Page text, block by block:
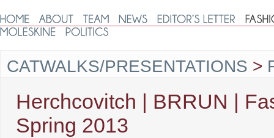
CATWALKS/PRESENTATIONS >
Herchcovitch | BRRUN |
Spring 2013